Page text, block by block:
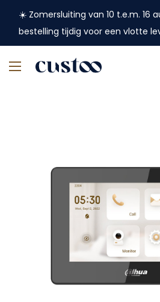
☀️ Zomersluiting van 10 t.e.m. 16
bestelling tijdig voor een vlotte